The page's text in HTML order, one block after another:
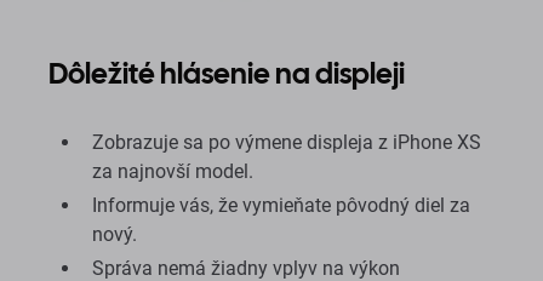
Dôležité hlásenie na displeji
Zobrazuje sa po výmene displeja z iPhone XS
za najnovší model.
Informuje vás, že vymieňate pôvodný diel za
nový.
Správa nemá žiadny vplyv na výkon